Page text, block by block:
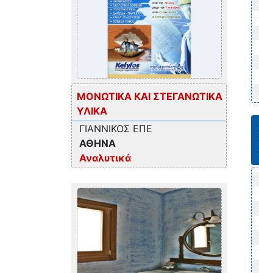
ΜΟΝΩΤΙΚΑ ΚΑΙ ΣΤΕΓΑΝΩΤΙΚΑ
ΥΛΙΚΑ
ΓΙΑΝΝΙΚΟΣ ΕΠΕ
ΑΘΗΝΑ
Αναλυτικά